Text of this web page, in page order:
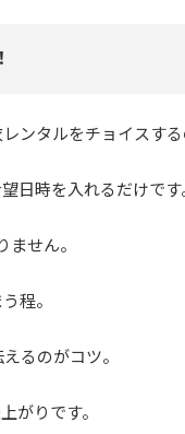
ンタルをチョイスする
日時を入れるだけで
せん。
程。
るのがコツ。
がりです。